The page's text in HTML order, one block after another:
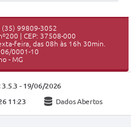
99809-3052
| CEP: 37508-000
feira, das 08h às 16h 30min.
0001-10
- MG
3.5.3 - 19/06/2026
11:23 Dados Abertos